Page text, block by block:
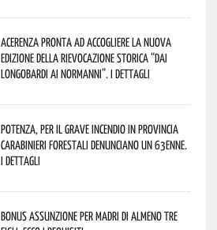
Acerenza pronta ad accogliere la nuova
edizione della rievocazione storica “Dai
Longobardi ai Normanni”. I dettagli
Potenza, per il grave incendio in Provincia
Carabinieri forestali denunciano un 63enne.
I dettagli
Bonus assunzione per madri di almeno tre